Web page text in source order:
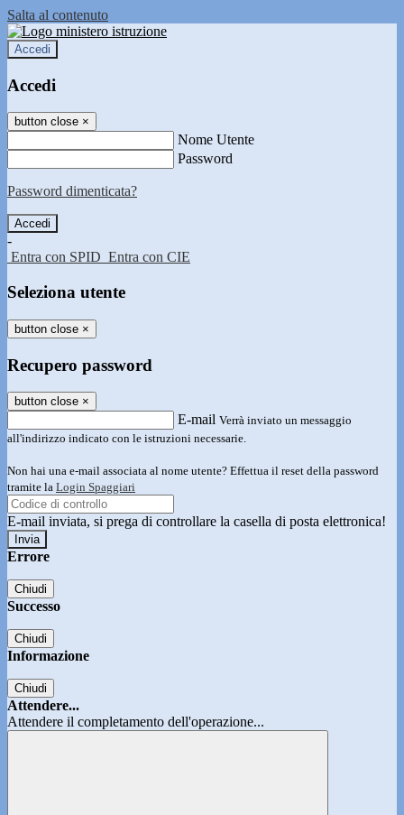
Salta al contenuto
Accedi
Accedi
button close ×
Nome Utente
Password
Password dimenticata?
-
Entra con SPID Entra con CIE
Seleziona utente
button close ×
Recupero password
button close ×
E-mail Verrà inviato un messaggio
all'indirizzo indicato con le istruzioni necessarie.
Non hai una e-mail associata al nome utente? Effettua il reset della password
tramite la Login Spaggiari
E-mail inviata, si prega di controllare la casella di posta elettronica!
Errore
Chiudi
Successo
Chiudi
Informazione
Chiudi
Attendere...
Attendere il completamento dell'operazione...